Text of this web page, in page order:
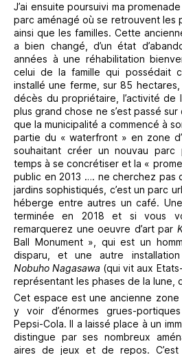
J’ai ensuite poursuivi ma
parc aménagé où se retrouvent les
ainsi que les familles. Cette
a bien changé, d’un état
années à une réhabilitation
celui de la famille qui possédait
installé une ferme, sur 85
décès du propriétaire, l’activité de
plus grand chose ne s’est passé
que la municipalité a commencé à
partie du « waterfront » en zone
souhaitant créer un nouvau parc
temps à se concrétiser et la «
public en 2013 …. ne cherchez pas
jardins sophistiqués, c’est un parc
héberge entre autres un café.
terminée en 2018 et si vous
remarquerez une oeuvre d’art par
Ball Monument », qui est un
disparu, et une autre installation
Nobuho Nagasawa (qui vit aux
représentant les phases de la lune,
Cet espace est une ancienne
y voir d’énormes grues-
Pepsi-Cola. Il a laissé place à un
distingue par ses nombreux
aires de jeux et de repos. C’est